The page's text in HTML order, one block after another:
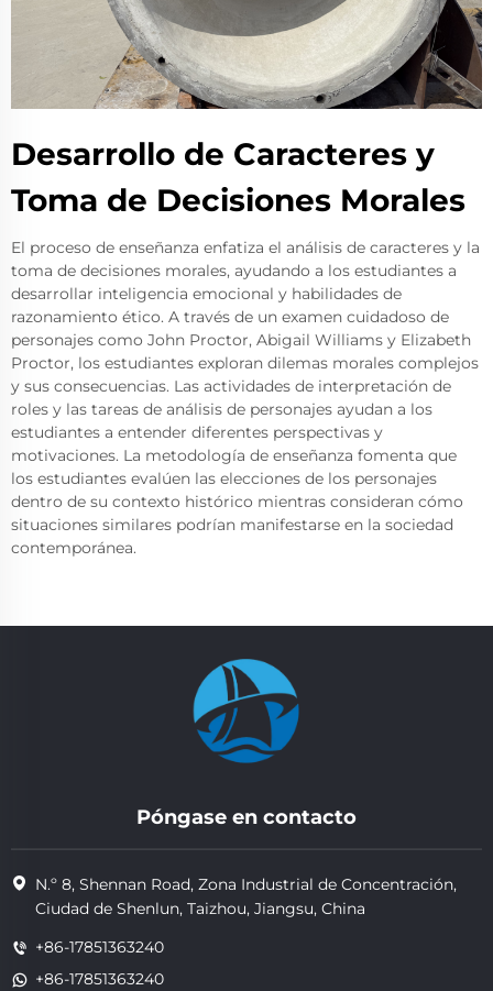
Desarrollo de Caracteres y
Toma de Decisiones Morales
El proceso de enseñanza enfatiza el análisis de caracteres y la
toma de decisiones morales, ayudando a los estudiantes a
desarrollar inteligencia emocional y habilidades de
razonamiento ético. A través de un examen cuidadoso de
personajes como John Proctor, Abigail Williams y Elizabeth
Proctor, los estudiantes exploran dilemas morales complejos
y sus consecuencias. Las actividades de interpretación de
roles y las tareas de análisis de personajes ayudan a los
estudiantes a entender diferentes perspectivas y
motivaciones. La metodología de enseñanza fomenta que
los estudiantes evalúen las elecciones de los personajes
dentro de su contexto histórico mientras consideran cómo
situaciones similares podrían manifestarse en la sociedad
contemporánea.
Póngase en contacto
N.º 8, Shennan Road, Zona Industrial de Concentración,
Ciudad de Shenlun, Taizhou, Jiangsu, China
+86-17851363240
+86-17851363240